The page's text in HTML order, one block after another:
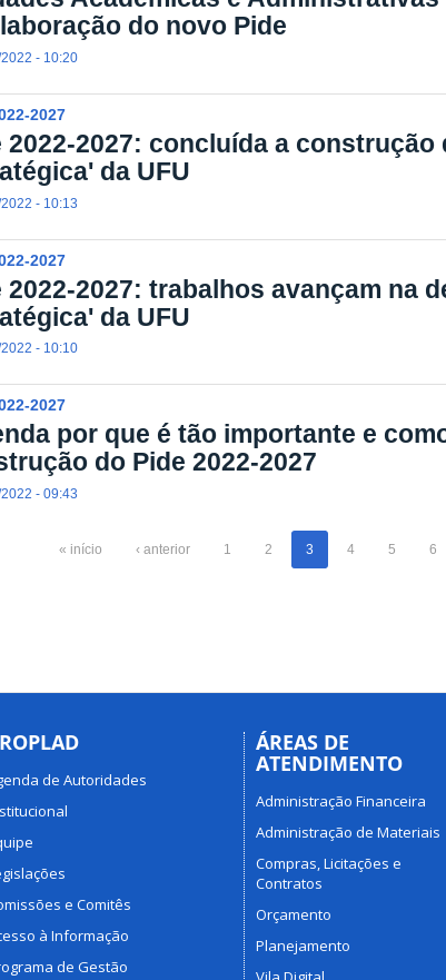
do novo Pide
- 10:20
2027
2022-2027: concluída a construção
da UFU
- 10:13
2027
2022-2027: trabalhos avançam na
da UFU
- 10:10
2027
por que é tão importante e
do Pide 2022-2027
- 09:43
« início ‹ anterior 1 2 3 4 5 6
de Autoridades
e Comitês
à Informação
de Gestão
ÁREAS DE
ATENDIMENTO
Administração Financeira
Administração de Materiais
Compras, Licitações e
Contratos
Orçamento
Planejamento